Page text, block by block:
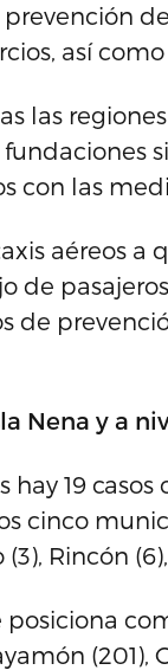
así
las
con las
aéreos
de
de
Nena y a
hay 19
cinco
Rincón
posiciona
(201),